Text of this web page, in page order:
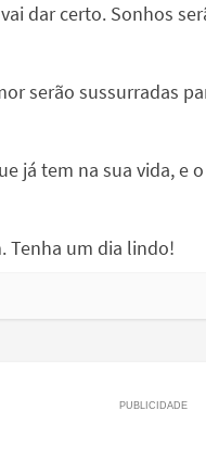
dar certo. Sonhos
serão sussurradas
já tem na sua vida, e
Tenha um dia lindo!